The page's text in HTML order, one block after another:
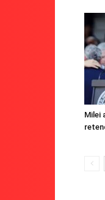
Milei